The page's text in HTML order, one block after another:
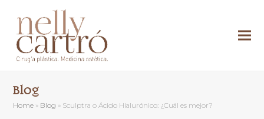
Blog
Home » Blog » Sculptra o Ácido Hialurónico: ¿Cuál es mejor?